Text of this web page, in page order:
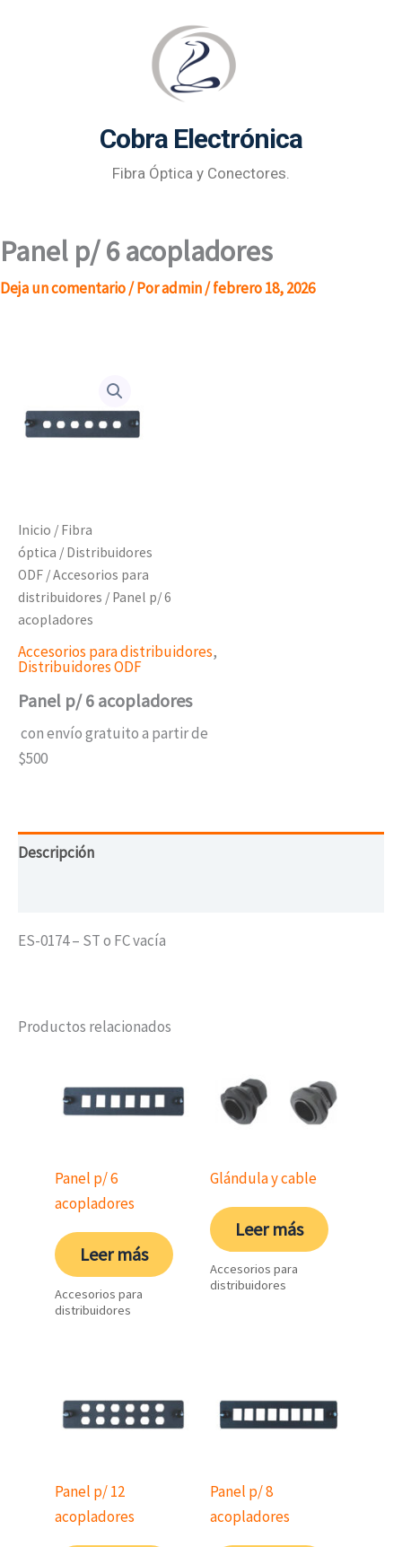
Cobra Electrónica
Fibra Óptica y Conectores.
Panel p/ 6 acopladores
Deja un comentario/ Poradmin/febrero 18, 2026
Inicio / Fibra
óptica / Distribuidores
ODF /Accesorios para
distribuidores / Panel p/ 6
acopladores
Accesorios para distribuidores,
Distribuidores ODF
Panel p/ 6 acopladores
con envío gratuito a partir de
$500
Descripción
ES-0174 – ST o FC vacía
Productos relacionados
Panel p/ 6
acopladores
Leer más
Accesorios para
distribuidores
Glándula y cable
Leer más
Accesorios para
distribuidores
Panel p/ 12
acopladores
Panel p/ 8
acopladores